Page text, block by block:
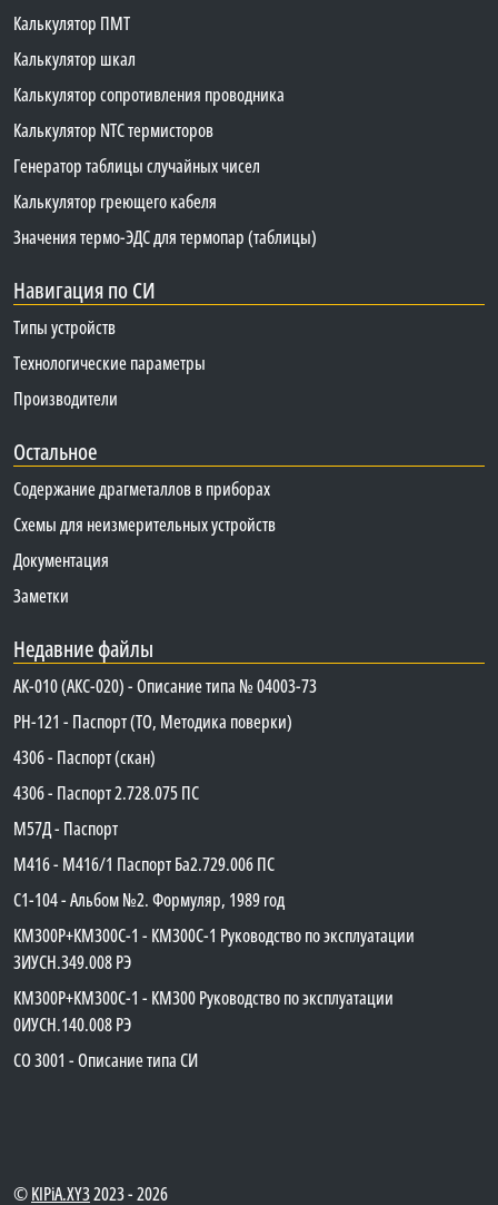
Калькулятор ПМТ
Калькулятор шкал
Калькулятор сопротивления проводника
Калькулятор NTC термисторов
Генератор таблицы случайных чисел
Калькулятор греющего кабеля
Значения термо-ЭДС для термопар (таблицы)
Навигация по СИ
Типы устройств
Технологические параметры
Производители
Остальное
Содержание драгметаллов в приборах
Схемы для неизмерительных устройств
Документация
Заметки
Недавние файлы
АК-010 (АКС-020) - Описание типа № 04003-73
PH-121 - Паспорт (ТО, Методика поверки)
4306 - Паспорт (скан)
4306 - Паспорт 2.728.075 ПС
М57Д - Паспорт
М416 - М416/1 Паспорт Ба2.729.006 ПС
C1-104 - Альбом №2. Формуляр, 1989 год
КМ300Р+КМ300С-1 - КМ300C-1 Руководство по эксплуатации
3ИУСН.349.008 РЭ
КМ300Р+КМ300С-1 - КМ300 Руководство по эксплуатации
0ИУСН.140.008 РЭ
СО 3001 - Описание типа СИ
©KIPiA.XY32023 - 2026